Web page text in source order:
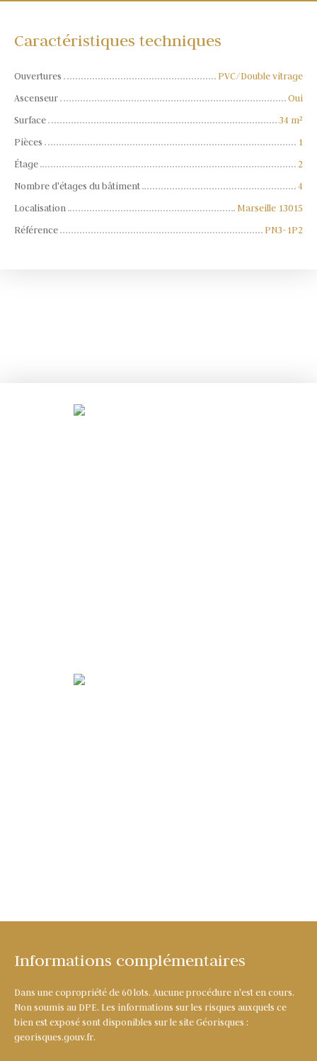
Caractéristiques techniques
Ouvertures
PVC/Double vitrage
Ascenseur
Oui
Surface
34 m²
Pièces
1
Étage
2
Nombre d'étages du bâtiment
4
Localisation
Marseille 13015
Référence
PN3-1P2
Informations complémentaires
Dans une copropriété de 60 lots. Aucune procédure n'est en cours.
Non soumis au DPE. Les informations sur les risques auxquels ce
bien est exposé sont disponibles sur le site Géorisques :
georisques.gouv.fr.